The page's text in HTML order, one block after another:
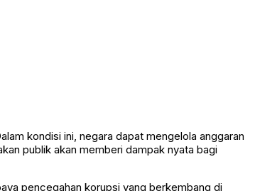
kondisi ini, negara dapat mengelola anggaran
publik akan memberi dampak nyata bagi
pencegahan korupsi yang berkembang di